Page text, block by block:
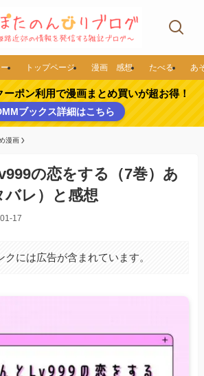
トップページ 漫画 感想 たべる あ
ーポン利用で漫画まとめ買いが超お得！
ブックス詳細はこちら
漫画
の恋をする（7巻）あ
バレ）と感想
17
クには広告が含まれています。